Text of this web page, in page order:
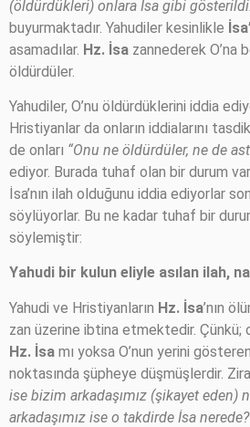
(öldürdükleri) onlara İsa gibi
buyurmaktadır. Yahudiler kesinlikle
asamadılar. Hz. İsa zannederek O’na
öldürdüler.
Yahudiler, O’nu öldürdüklerini iddia
Hristiyanlar da onların iddialarını
de onları “Onu ne öldürdüler, ne de
ediyor. Burada tuhaf olan bir durum
İsa’nın ilah olduğunu iddia ediyorlar
söylüyorlar. Bu ne kadar tuhaf bir
söylemiştir:
Yahudi bir kulun eliyle asılan ilah,
Yahudi ve Hristiyanların Hz. İsa’nın
zan üzerine ibtina etmektedir. Çünkü;
Hz. İsa mı yoksa O’nun yerini
noktasında şüpheye düşmüşlerdir. Zira
ise bizim arkadaşımız (şikayet eden)
arkadaşımız ise o takdirde İsa